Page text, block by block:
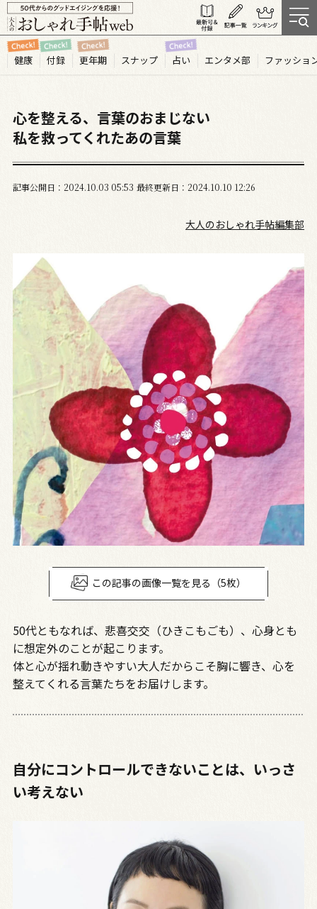
健康 付録 更年期 スナップ 占い エンタメ部 ファッショ
心を整える、言葉のおまじない
私を救ってくれたあの言葉
記事公開日 2024.10 03 05:53 最終更新日 2024.10.10 12:26
大人のおしゃれ手帖編集部
この記事の画像一覧を見る（5枚）
50代ともなれば、悲喜交交（ひきこもごも）、心身とも
に想定外のことが起こります。
体と心が揺れ動きやすい大人だからこそ胸に響き、心を
整えてくれる言葉たちをお届けします。
自分にコントロールできないことは、いっさ
い考えない